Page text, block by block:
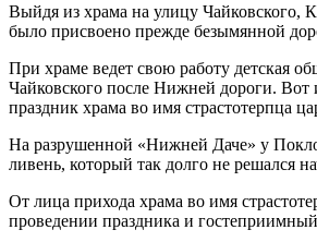
Выйдя из храма на улицу Чайковского,
было присвоено прежде безымянной
При храме ведет свою работу детская
Чайковского после Нижней дороги.
праздник храма во имя страстотерпца
На разрушенной «Нижней Даче» у
ливень, который так долго не решался
От лица прихода храма во имя
проведении праздника и